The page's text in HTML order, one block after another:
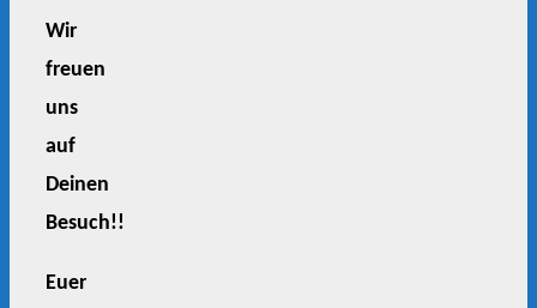
Wir
freuen
uns
auf
Deinen
Besuch!!
Euer